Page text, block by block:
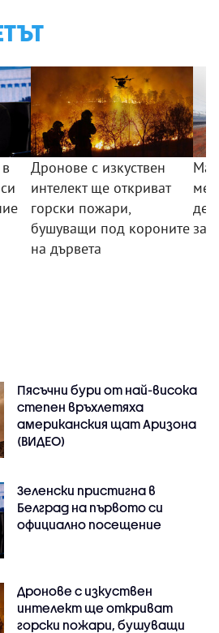
Дронове с изкуствен
интелект ще откриват
горски пожари,
бушуващи под короните
на дървета
Пясъчни бури от най-висока
степен връхлетяха
американския щат Аризона
(ВИДЕО)
Зеленски пристигна в
Белград на първото си
официално посещение
Дронове с изкуствен
интелект ще откриват
горски пожари, бушуващи